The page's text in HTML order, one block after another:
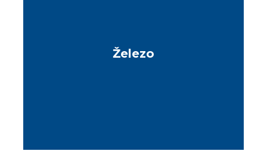
Železo